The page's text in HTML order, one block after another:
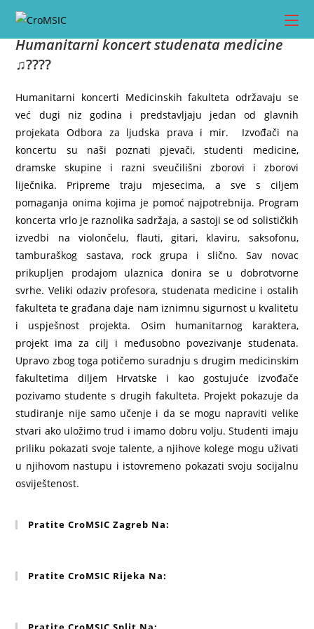
Preskoči
sadržajHumanitarni koncert studenata medicine
♫????
Humanitarni koncerti Medicinskih fakulteta održavaju se
već dugi niz godina i predstavljaju jedan od glavnih
projekata Odbora za ljudska prava i mir. Izvođači na
koncertu su naši poznati pjevači, studenti medicine,
dramske skupine i razni sveučilišni zborovi i zborovi
liječnika. Pripreme traju mjesecima, a sve s ciljem
pomaganja onima kojima je pomoć najpotrebnija. Program
koncerta vrlo je raznolika sadržaja, a sastoji se od solističkih
izvedbi na violončelu, flauti, gitari, klaviru, saksofonu,
tamburaškog sastava, rock grupa i slično. Sav novac
prikupljen prodajom ulaznica donira se u dobrotvorne
svrhe. Veliki odaziv profesora, studenata medicine i ostalih
fakulteta te građana daje nam iznimnu sigurnost u kvalitetu
i uspješnost projekta. Osim humanitarnog karaktera,
projekt ima za cilj i međusobno povezivanje studenata.
Upravo zbog toga potičemo suradnju s drugim medicinskim
fakultetima diljem Hrvatske i kao gostujuće izvođače
pozivamo studente s drugih fakulteta. Projekt pokazuje da
studiranje nije samo učenje i da se mogu napraviti velike
stvari ako uložimo trud i imamo dobru volju. Studenti imaju
priliku pokazati svoje talente, a njihove kolege mogu uživati
u njihovom nastupu i istovremeno pokazati svoju socijalnu
osviještenost.
Pratite CroMSIC Zagreb Na:
Pratite CroMSIC Rijeka Na: